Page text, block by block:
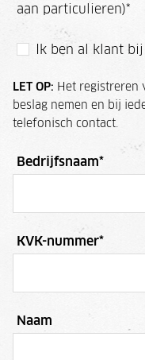
aan particulieren)*
Ik ben al klant
LET OP: Het registreren
beslag nemen en bij
telefonisch contact.
Bedrijfsnaam*
KVK-nummer*
Naam